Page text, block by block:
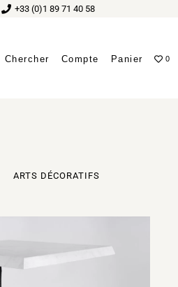
+33 (0)1 89 71 40 58
Chercher Compte Panier 0
ARTS DÉCORATIFS